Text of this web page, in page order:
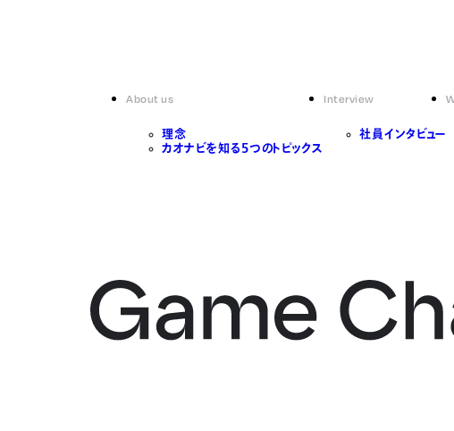
About us
理念
カオナビを知る5つのトピックス
Interview
社員インタビュー